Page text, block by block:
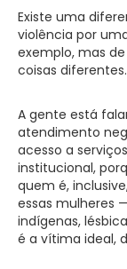
Existe uma
violência por
exemplo, mas
coisas diferentes.
A gente está
atendimento
acesso a
institucional,
quem é,
essas mulheres
indígenas,
é a vítima ideal,